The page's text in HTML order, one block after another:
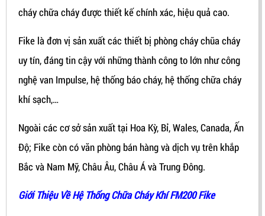
cháy chữa cháy được thiết kế chính xác, hiệu quả cao.
Fike là đơn vị sản xuất các thiết bị phòng cháy chũa cháy
uy tín, đáng tin cậy với những thành công to lớn như công
nghệ van Impulse, hệ thống báo cháy, hệ thống chữa cháy
khí sạch,…
Ngoài các cơ sở sản xuất tại Hoa Kỳ, Bỉ, Wales, Canada, Ấn
Độ; Fike còn có văn phòng bán hàng và dịch vụ trên khắp
Bắc và Nam Mỹ, Châu Âu, Châu Á và Trung Đông.
Giới Thiệu Về Hệ Thống Chữa Cháy Khí FM200 Fike